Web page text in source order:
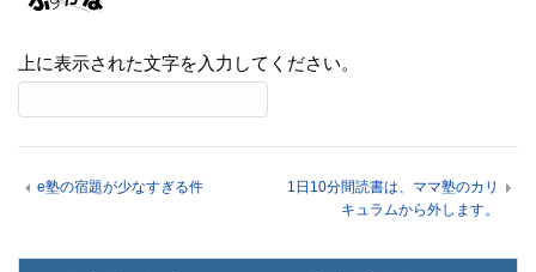
上に表示された文字を入力してください。
e塾の宿題が少なすぎる件
1日10分間読書は、ママ塾のカリ
キュラムから外します。